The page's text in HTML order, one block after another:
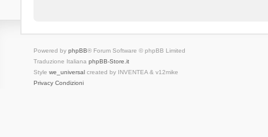
Powered by phpBB® Forum Software © phpBB Limited
Traduzione Italiana phpBB-Store.it
Style we_universalcreated by INVENTEA & v12mike
Privacy Condizioni